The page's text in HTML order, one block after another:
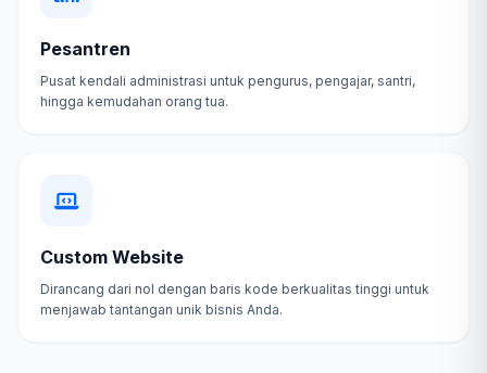
Pesantren
Pusat kendali administrasi untuk pengurus, pengajar, santri,
hingga kemudahan orang tua.
Custom Website
Dirancang dari nol dengan baris kode berkualitas tinggi untuk
menjawab tantangan unik bisnis Anda.